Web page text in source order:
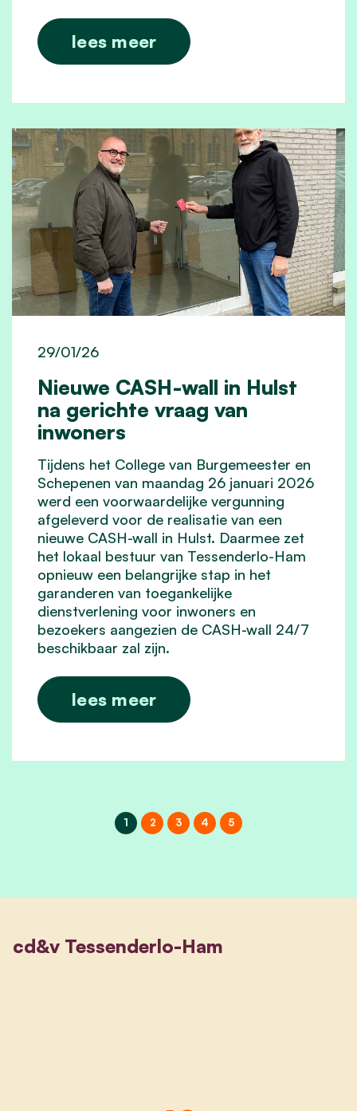
lees meer
Nieuwe CASH-wall in Hulst
na gerichte vraag van
inwoners
29/01/26
Tijdens het College van Burgemeester en
Schepenen van maandag 26 januari 2026
werd een voorwaardelijke vergunning
afgeleverd voor de realisatie van een
nieuwe CASH-wall in Hulst. Daarmee zet
het lokaal bestuur van Tessenderlo-Ham
opnieuw een belangrijke stap in het
garanderen van toegankelijke
dienstverlening voor inwoners en
bezoekers aangezien de CASH-wall 24/7
beschikbaar zal zijn.
lees meer
1 2 3 4 5
cd&v Tessenderlo-Ham